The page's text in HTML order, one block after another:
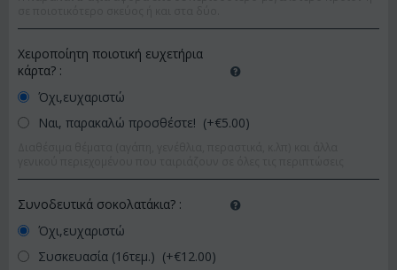
Χειροποίητη ποιοτική ευχετήρια
κάρτα? :
Όχι,ευχαριστώ
Ναι, παρακαλώ προσθέστε! (+€5.00)
Συνοδευτικά σοκολατάκια? :
Όχι,ευχαριστώ
Συσκευασία (16τεμ.) (+€12.00)